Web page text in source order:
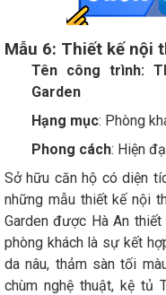
Mẫu 6: Thiết kế nội
Tên công trình:
Garden
Hạng mục: Phòng
Phong cách: Hiện
Sở hữu căn hộ có diện
những mẫu thiết kế nội
Garden được Hà An
phòng khách là sự kết
da nâu, thảm sàn tối
chùm nghệ thuật, kệ tủ